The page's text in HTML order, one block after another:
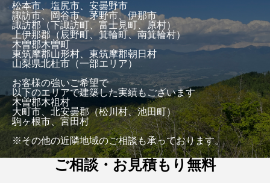
松本市、塩尻市、安曇野市
諏訪市、岡谷市、茅野市、伊那市
諏訪郡（下諏訪町、富士見町、原村）
上伊那郡（辰野町、箕輪町、南箕輪村）
木曽郡木曽町
東筑摩郡山形村、東筑摩郡朝日村
山梨県北杜市（一部エリア）
お客様の強いご希望で
以下のエリアで建築した実績もございます
木曽郡木祖村
大町市、北安曇郡（松川村、池田町）
駒ヶ根市、宮田村
※その他の近隣地域のご相談も承っております。
ご相談・お見積もり無料